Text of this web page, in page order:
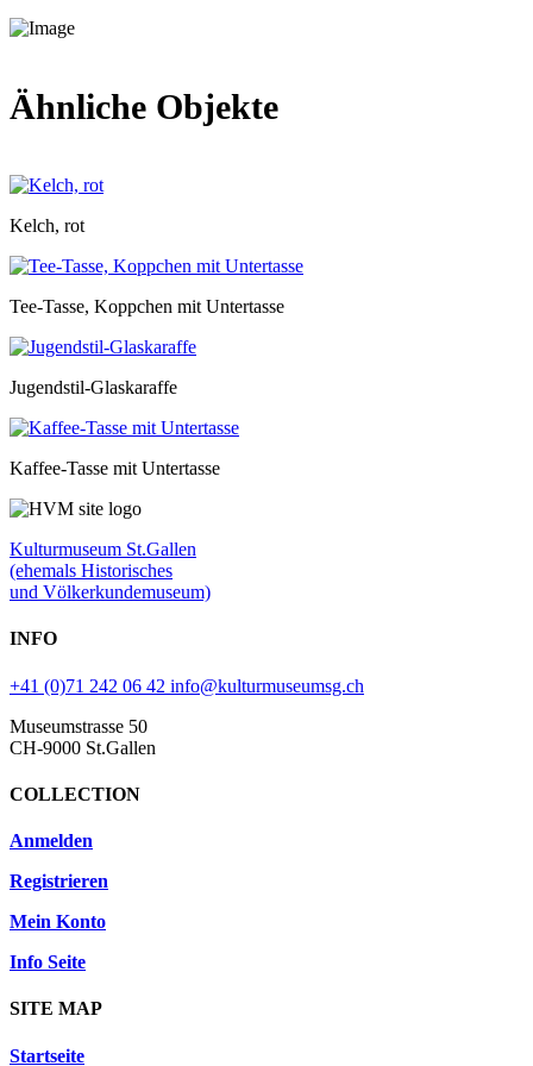
Ähnliche Objekte
Kelch, rot
Tee-Tasse, Koppchen mit Untertasse
Jugendstil-Glaskaraffe
Kaffee-Tasse mit Untertasse
Kulturmuseum St.Gallen
(ehemals Historisches
und Völkerkundemuseum)
INFO
+41 (0)71 242 06 42 info@kulturmuseumsg.ch
Museumstrasse 50
CH-9000 St.Gallen
COLLECTION
Anmelden
Registrieren
Mein Konto
Info Seite
SITE MAP
Startseite